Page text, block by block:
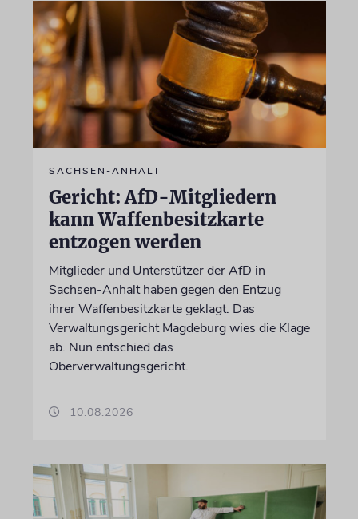
SACHSEN-ANHALT
Gericht: AfD-Mitgliedern
kann Waffenbesitzkarte
entzogen werden
Mitglieder und Unterstützer der AfD in
Sachsen-Anhalt haben gegen den Entzug
ihrer Waffenbesitzkarte geklagt. Das
Verwaltungsgericht Magdeburg wies die Klage
ab. Nun entschied das
Oberverwaltungsgericht.
10.08.2026